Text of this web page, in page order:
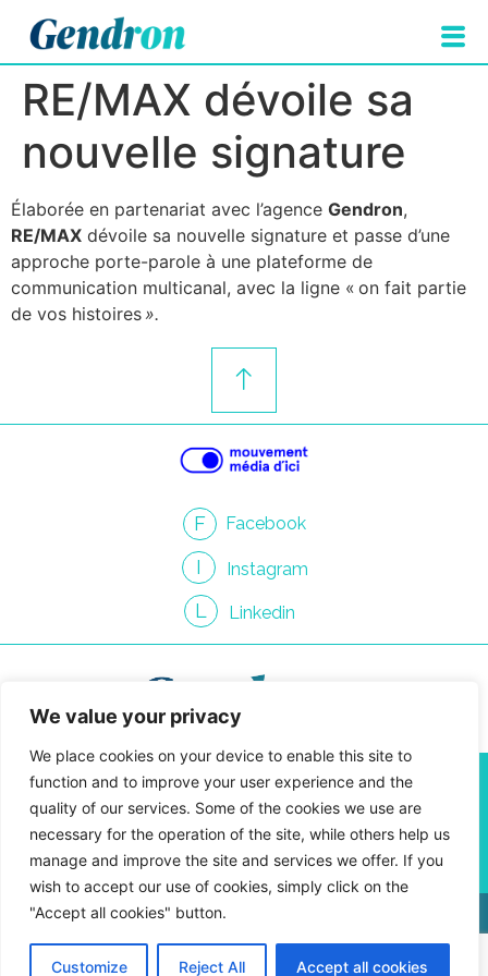
We value your privacy
We place cookies on your device to enable this site to
function and to improve your user experience and the
quality of our services. Some of the cookies we use are
necessary for the operation of the site, while others help us
manage and improve the site and services we offer. If you
wish to accept our use of cookies, simply click on the
"Accept all cookies" button.
Customize Reject All Accept all cookies
RE/MAX dévoile sa
nouvelle signature
Élaborée en partenariat avec l’agence Gendron,
RE/MAX dévoile sa nouvelle signature et passe d’une
approche porte-parole à une plateforme de
communication multicanal, avec la ligne « on fait partie
de vos histoires».
F Facebook
I Instagram
L Linkedin
info@gendroncommunication.com
450 661-3814
4810 Jean-Talon St. West, Suite 400-09
Montreal, Quebec H4P 2N5
Privacy Policy